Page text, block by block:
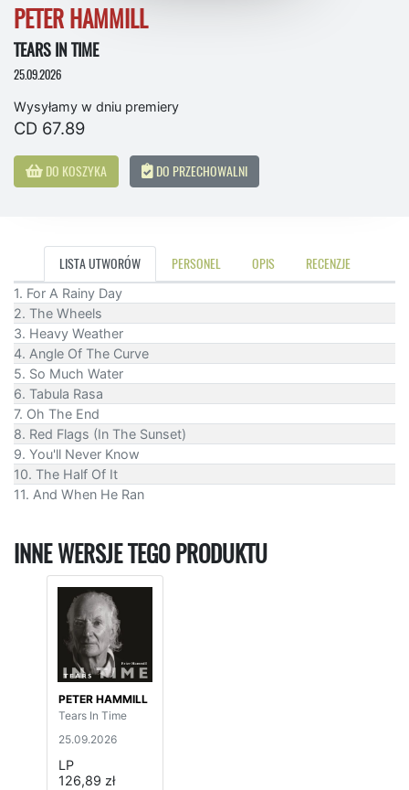
PETER HAMMILL
TEARS IN TIME
25.09.2026
Wysyłamy w dniu premiery
CD 67.89
DO KOSZYKA DO PRZECHOWALNI
LISTA UTWORÓW PERSONEL OPIS RECENZJE
1. For A Rainy Day
2. The Wheels
3. Heavy Weather
4. Angle Of The Curve
5. So Much Water
6. Tabula Rasa
7. Oh The End
8. Red Flags (In The Sunset)
9. You'll Never Know
10. The Half Of It
11. And When He Ran
INNE WERSJE TEGO PRODUKTU
PETER HAMMILL
Tears In Time
25.09.2026
LP
126,89 zł